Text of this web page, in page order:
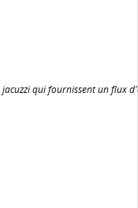
qui fournissent un flux